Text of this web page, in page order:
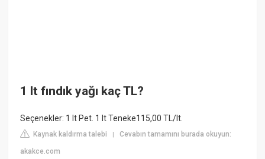
1 lt fındık yağı kaç TL?
Seçenekler: 1 lt Pet. 1 lt Teneke115,00 TL/lt.
Kaynak kaldırma talebi |Cevabın tamamını burada okuyun:
akakce.com